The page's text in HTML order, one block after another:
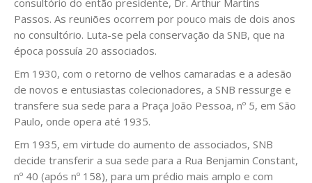
consultório do então presidente, Dr. Arthur Martins
Passos. As reuniões ocorrem por pouco mais de dois anos
no consultório. Luta-se pela conservação da SNB, que na
época possuía 20 associados.
Em 1930, com o retorno de velhos camaradas e a adesão
de novos e entusiastas colecionadores, a SNB ressurge e
transfere sua sede para a Praça João Pessoa, nº 5, em São
Paulo, onde opera até 1935.
Em 1935, em virtude do aumento de associados, SNB
decide transferir a sua sede para a Rua Benjamin Constant,
nº 40 (após nº 158), para um prédio mais amplo e com